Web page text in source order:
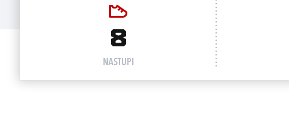
8
NASTUPI